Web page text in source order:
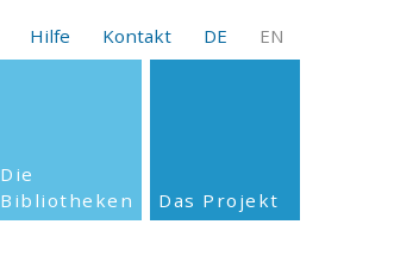
Hilfe Kontakt DE EN
Die
Bibliotheken
Das Projekt